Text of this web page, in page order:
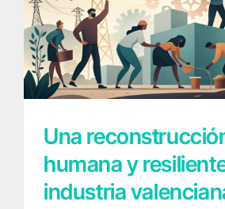
Una reconstrucción humana
la industria
Una
humana y
industria